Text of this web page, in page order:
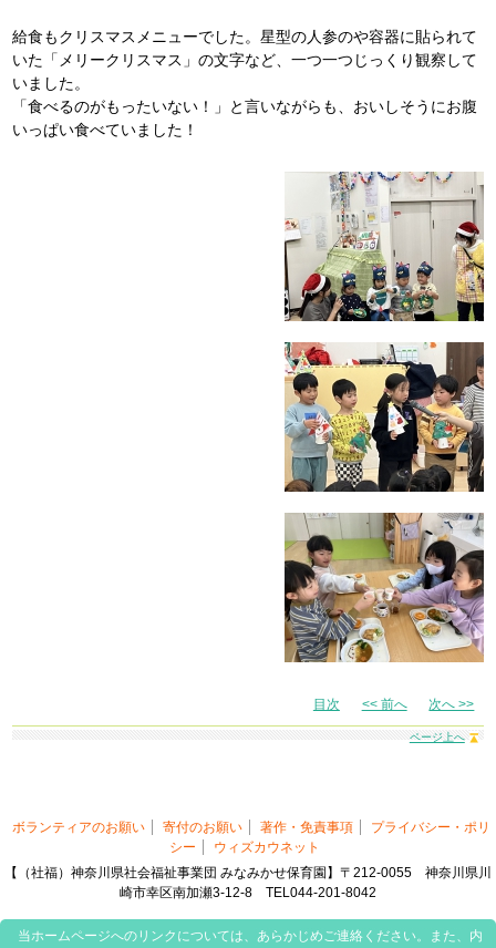
給食もクリスマスメニューでした。星型の人参のや容器に貼られて
いた「メリークリスマス」の文字など、一つ一つじっくり観察して
いました。
「食べるのがもったいない！」と言いながらも、おいしそうにお腹
いっぱい食べていました！
目次 << 前へ 次へ >>
ページ上へ
ボランティアのお願い 寄付のお願い 著作・免責事項
プライバシー・ポリ
シー
ウィズカウネット
【（社福）神奈川県社会福祉事業団 みなみかせ保育園】〒212-0055 神奈川県川
崎市幸区南加瀬3-12-8 TEL044-201-8042
当ホームページへのリンクについては、あらかじめご連絡ください。また、内